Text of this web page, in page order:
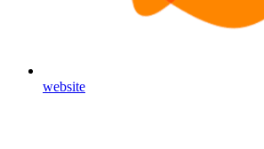
website